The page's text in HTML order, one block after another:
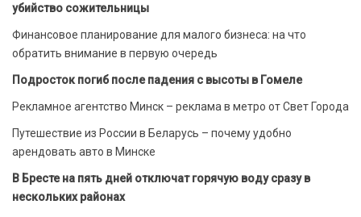
убийство сожительницы
Финансовое планирование для малого бизнеса: на что
обратить внимание в первую очередь
Подросток погиб после падения с высоты в Гомеле
Рекламное агентство Минск – реклама в метро от Свет Города
Путешествие из России в Беларусь – почему удобно
арендовать авто в Минске
В Бресте на пять дней отключат горячую воду сразу в
нескольких районах